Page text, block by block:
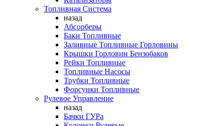
Топливная Система
назад
Абсорберы
Баки Топливные
Заливные Топливные Горловины
Крышки Горловин Бензобаков
Рейки Топливные
Топливные Насосы
Трубки Топливные
Форсунки Топливные
Рулевое Управление
назад
Бачки ГУРа